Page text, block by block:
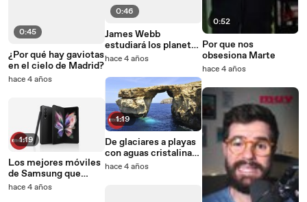
0:45
¿Por qué hay gaviotas
en el cielo de Madrid?
hace 4 años
1:19
Los mejores móviles
de Samsung que
puedes comprar en
hace 4 años
0:46
James Webb
estudiará los planetas
helados del sistema
hace 4 años
1:19
De glaciares a playas
con aguas cristalinas:
lugares que el cambio
hace 4 años
0:52
Por que nos
obsesiona Marte
hace 4 años